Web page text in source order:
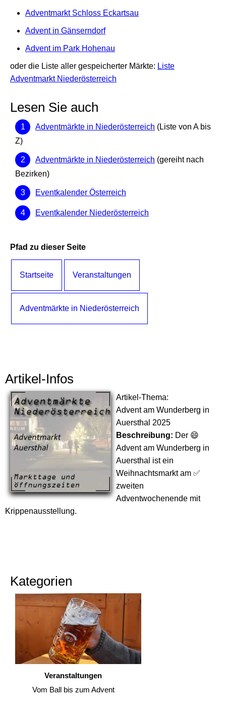
Adventmarkt Schloss Eckartsau
Advent in Gänserndorf
Advent im Park Hohenau
oder die Liste aller gespeicherter Märkte: Liste
Adventmarkt Niederösterreich
Lesen Sie auch
Adventmärkte in Niederösterreich (Liste von A bis
Z)
Adventmärkte in Niederösterreich (gereiht nach
Bezirken)
Eventkalender Österreich
Eventkalender Niederösterreich
Pfad zu dieser Seite
Startseite Veranstaltungen
Adventmärkte in Niederösterreich
Artikel-Infos
Artikel-Thema:
Advent am Wunderberg in
Auersthal 2025
Beschreibung: Der 😄
Advent am Wunderberg in
Auersthal ist ein
Weihnachtsmarkt am ✅
zweiten
Adventwochenende mit
Krippenausstellung.
Kategorien
Veranstaltungen
Vom Ball bis zum Advent